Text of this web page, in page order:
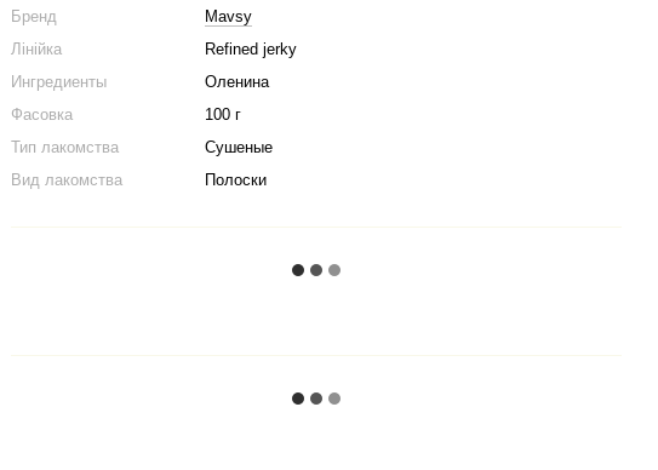
Бренд
Mavsy
Лінійка
Refined jerky
Ингредиенты
Оленина
Фасовка
100 г
Тип лакомства
Сушеные
Вид лакомства
Полоски